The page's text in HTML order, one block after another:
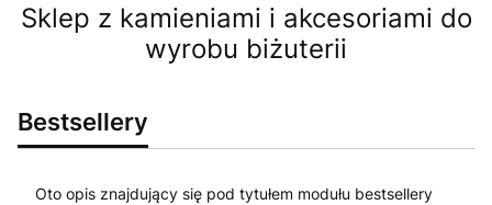
Sklep z kamieniami i akcesoriami do
wyrobu biżuterii
Bestsellery
Oto opis znajdujący się pod tytułem modułu bestsellery